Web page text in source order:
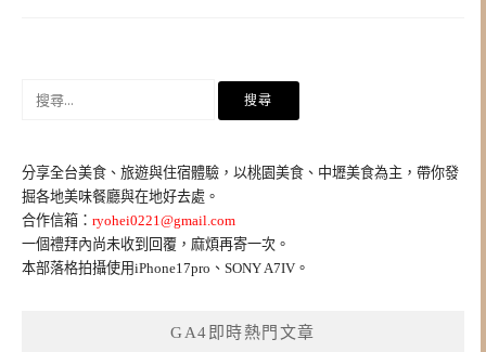
字:
分享全台美食、旅遊與住宿體驗，以桃園美食、中壢美食為主，帶你發
掘各地美味餐廳與在地好去處。
合作信箱： ryohei0221@gmail.com
一個禮拜內尚未收到回覆，麻煩再寄一次。
本部落格拍攝使用iPhone17pro、SONY A7IV。
GA4即時熱門文章